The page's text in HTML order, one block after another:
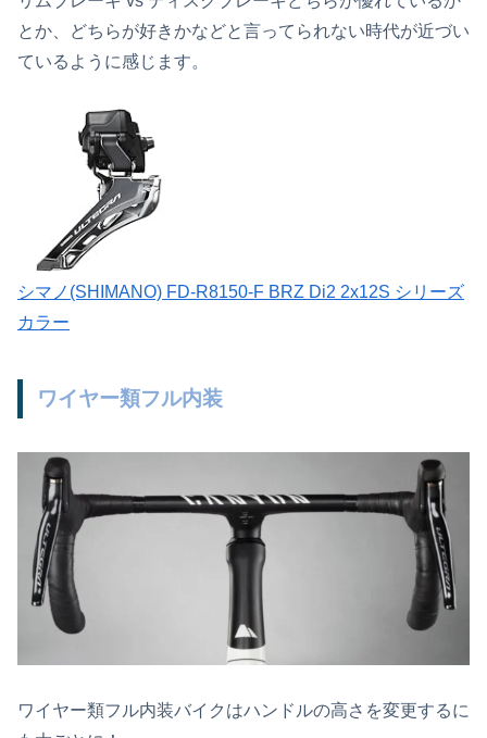
とか、どちらが好きかなどと言ってられない時代が近づい
ているように感じます。
シマノ(SHIMANO) FD-R8150-F BRZ Di2 2x12S シリーズ
カラー
ワイヤー類フル内装
ワイヤー類フル内装バイクはハンドルの高さを変更するに